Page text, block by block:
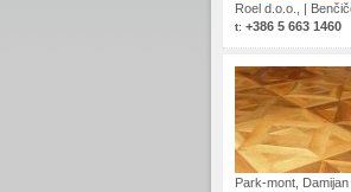
Roel d.o.o.,
t: +386 5 663 1460
Park-mont,